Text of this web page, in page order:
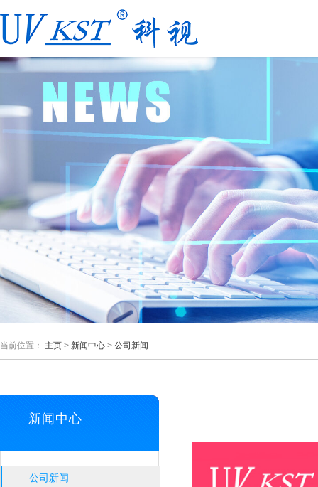
当前位置： 主页 > 新闻中心 > 公司新闻
新闻中心
公司新闻